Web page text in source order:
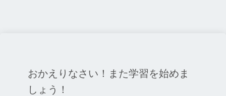
おかえりなさい！また学習を始めま
しょう！